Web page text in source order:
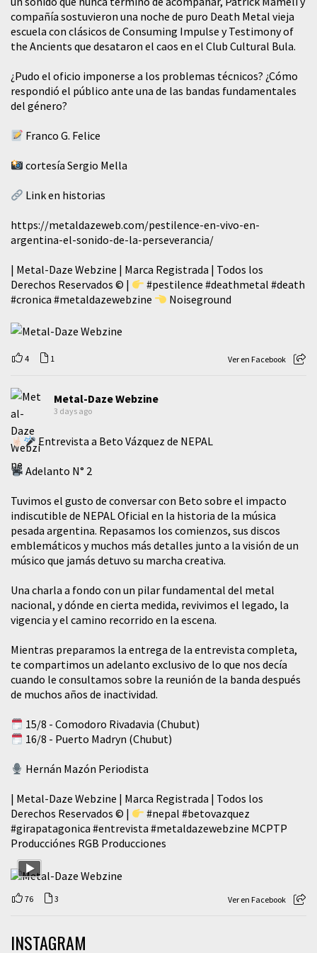
compañía sostuvieron una noche de puro Death Metal vieja
escuela con clásicos de Consuming Impulse y Testimony of
the Ancients que desataron el caos en el Club Cultural Bula.
¿Pudo el oficio imponerse a los problemas técnicos? ¿Cómo
respondió el público ante una de las bandas fundamentales
del género?
Franco G. Felice
cortesía Sergio Mella
Link en historias
https://metaldazeweb.com/pestilence-en-vivo-en-
argentina-el-sonido-de-la-perseverancia/
| Metal-Daze Webzine | Marca Registrada | Todos los
Derechos Reservados © |
#pestilence #deathmetal #death
#cronica #metaldazewebzine Noiseground
4 1 Ver en Facebook
Metal-Daze Webzine
3 days ago
Entrevista a Beto Vázquez de NEPAL
Adelanto N° 2
Tuvimos el gusto de conversar con Beto sobre el impacto
indiscutible de NEPAL Oficial en la historia de la música
pesada argentina. Repasamos los comienzos, sus discos
emblemáticos y muchos más detalles junto a la visión de un
músico que jamás detuvo su marcha creativa.
​Una charla a fondo con un pilar fundamental del metal
nacional, y dónde en cierta medida, revivimos el legado, la
vigencia y el camino recorrido en la escena.
Mientras preparamos la entrega de la entrevista completa,
te compartimos un adelanto exclusivo de lo que nos decía
cuando le consultamos sobre la reunión de la banda después
de muchos años de inactividad.
15/8 - Comodoro Rivadavia (Chubut)
16/8 - Puerto Madryn (Chubut)
Hernán Mazón Periodista
| Metal-Daze Webzine | Marca Registrada | Todos los
Derechos Reservados © |
#nepal #betovazquez
#girapatagonica #entrevista #metaldazewebzine MCPTP
Producciónes RGB Producciones
76 3 Ver en Facebook
INSTAGRAM